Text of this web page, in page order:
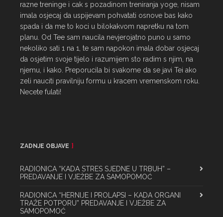
razne treninge i cak s pozadinom treniranja yoge, nisam
imala osjecaj da uspijevam pohvatati osnove bas kako
spada i da me to koci u bilokakvom napretku na tom
planu. Od Tee sam naucila nevjerojatno puno u samo
nekoliko sati 1 na 1, te sam napokon imala dobar osjecaj
da osjetim svoje tijelo i razumijem sto radim s njim, na
njemu, i kako. Preporucila bi svakome da se javi Tei ako
zeli nauciti pravilniju formu u kracem vremenskom roku.
Necete fulati!
ZADNJE OBJAVE
RADIONICA “KADA STRES SJEDNE U TRBUH” –
PREDAVANJE I VJEŽBE ZA SAMOPOMOĆ
RADIONICA “HERNIJE I PROLAPSI – KADA ORGANI
TRAŽE POTPORU” PREDAVANJE I VJEŽBE ZA
SAMOPOMOĆ